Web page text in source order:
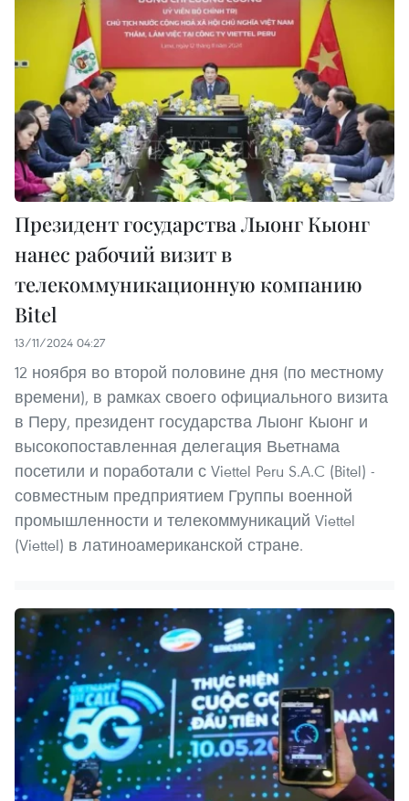
Президент государства Лыонг Кыонг
нанес рабочий визит в
телекоммуникационную компанию
Bitel
13/11/2024 04:27
12 ноября во второй половине дня (по местному
времени), в рамках своего официального визита
в Перу, президент государства Лыонг Кыонг и
высокопоставленная делегация Вьетнама
посетили и поработали с Viettel Peru S.A.C (Bitel) -
совместным предприятием Группы военной
промышленности и телекоммуникаций Viettel
(Viettel) в латиноамериканской стране.